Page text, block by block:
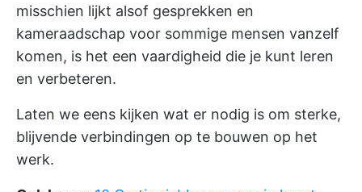
misschien lijkt alsof gesprekken en
kameraadschap voor sommige mensen vanzelf
komen, is het een vaardigheid die je kunt leren
en verbeteren.
Laten we eens kijken wat er nodig is om sterke,
blijvende verbindingen op te bouwen op het
werk.